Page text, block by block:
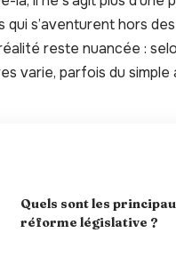
s’aventurent hors
reste nuancée :
varie, parfois du simple
Quels sont les
réforme législative ?